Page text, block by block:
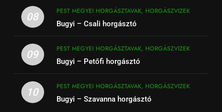
08
PEST MEGYEI HORGÁSZTAVAK, HORGÁSZVIZEK
Bugyi – Csali horgásztó
09
PEST MEGYEI HORGÁSZTAVAK, HORGÁSZVIZEK
Bugyi – Petőfi horgásztó
10
PEST MEGYEI HORGÁSZTAVAK, HORGÁSZVIZEK
Bugyi – Szavanna horgásztó